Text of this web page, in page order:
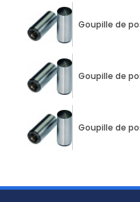
Goupille de
Goupille de
Goupille de